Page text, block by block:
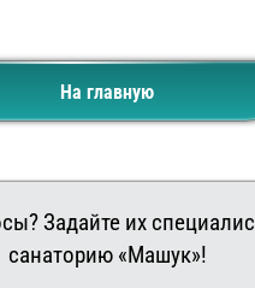
На главную
Задайте их
санаторию «Машук»!